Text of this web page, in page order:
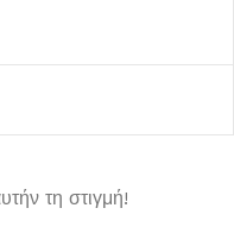
τη στιγμή!